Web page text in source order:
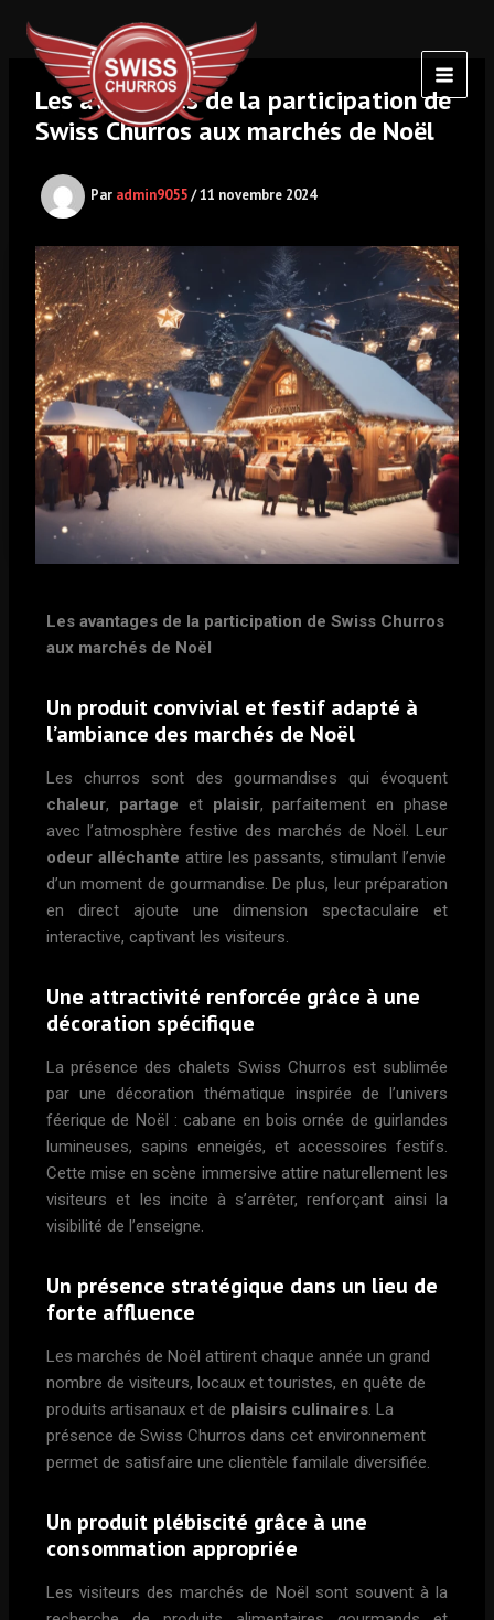
contenu
Les avantages de la participation de
Swiss Churros aux marchés de Noël
Par admin9055/11 novembre 2024
Les avantages de la participation de Swiss Churros
aux marchés de Noël
Un produit convivial et festif adapté à
l’ambiance des marchés de Noël
Les churros sont des gourmandises qui évoquent
chaleur, partage et plaisir, parfaitement en phase
avec l’atmosphère festive des marchés de Noël. Leur
odeur alléchante attire les passants, stimulant l’envie
d’un moment de gourmandise. De plus, leur préparation
en direct ajoute une dimension spectaculaire et
interactive, captivant les visiteurs.
Une attractivité renforcée grâce à une
décoration spécifique
La présence des chalets Swiss Churros est sublimée
par une décoration thématique inspirée de l’univers
féerique de Noël : cabane en bois ornée de guirlandes
lumineuses, sapins enneigés, et accessoires festifs.
Cette mise en scène immersive attire naturellement les
visiteurs et les incite à s’arrêter, renforçant ainsi la
visibilité de l’enseigne.
Un présence stratégique dans un lieu de
forte affluence
Les marchés de Noël attirent chaque année un grand
nombre de visiteurs, locaux et touristes, en quête de
produits artisanaux et de plaisirs culinaires. La
présence de Swiss Churros dans cet environnement
permet de satisfaire une clientèle familale diversifiée.
Un produit plébiscité grâce à une
consommation appropriée
Les visiteurs des marchés de Noël sont souvent à la
des
articles